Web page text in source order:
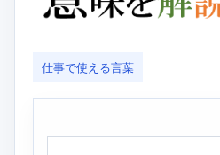
仕事で使える言葉